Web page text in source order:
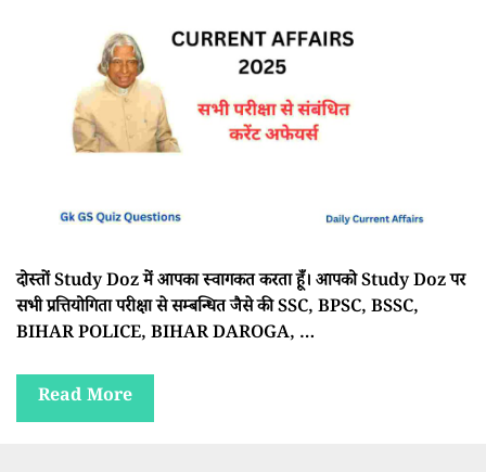
दोस्तों Study Doz में आपका स्वागकत करता हूँ। आपको Study Doz पर
सभी प्रत्तियोगिता परीक्षा से सम्बन्धित जैसे की SSC, BPSC, BSSC,
BIHAR POLICE, BIHAR DAROGA, …
Read More